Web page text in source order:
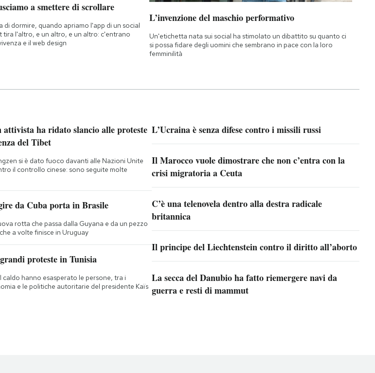
a smettere di scrollare
di dormire, quando apriamo l'app di un social
tira l'altro, e un altro, e un altro: c'entrano
e il web design
L’invenzione del maschio performativo
Un'etichetta nata sui social ha stimolato un dibattito su quanto ci
si possa fidare degli uomini che sembrano in pace con la loro
femminilità
ha ridato slancio alle proteste
del Tibet
si è dato fuoco davanti alle Nazioni Unite
il controllo cinese: sono seguite molte
da Cuba porta in Brasile
rotta che passa dalla Guyana e da un pezzo
a volte finisce in Uruguay
proteste in Tunisia
caldo hanno esasperato le persone, tra i
e le politiche autoritarie del presidente Kaïs
L’Ucraina è senza difese contro i missili russi
Il Marocco vuole dimostrare che non c’entra con la
crisi migratoria a Ceuta
C’è una telenovela dentro alla destra radicale
britannica
Il principe del Liechtenstein contro il diritto all’aborto
La secca del Danubio ha fatto riemergere navi da
guerra e resti di mammut